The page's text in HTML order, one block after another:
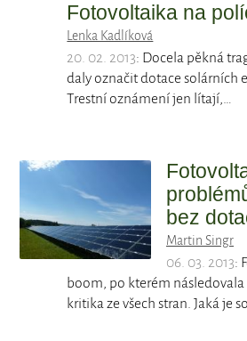
Fotovoltaika na
Lenka Kadlíková
20. 02. 2013: Docela pěkná
daly označit dotace solárních
Trestní oznámení jen lítají,…
bez
Martin Singr
06. 03. 2013:
boom, po kterém
kritika ze všech stran. Jaká je